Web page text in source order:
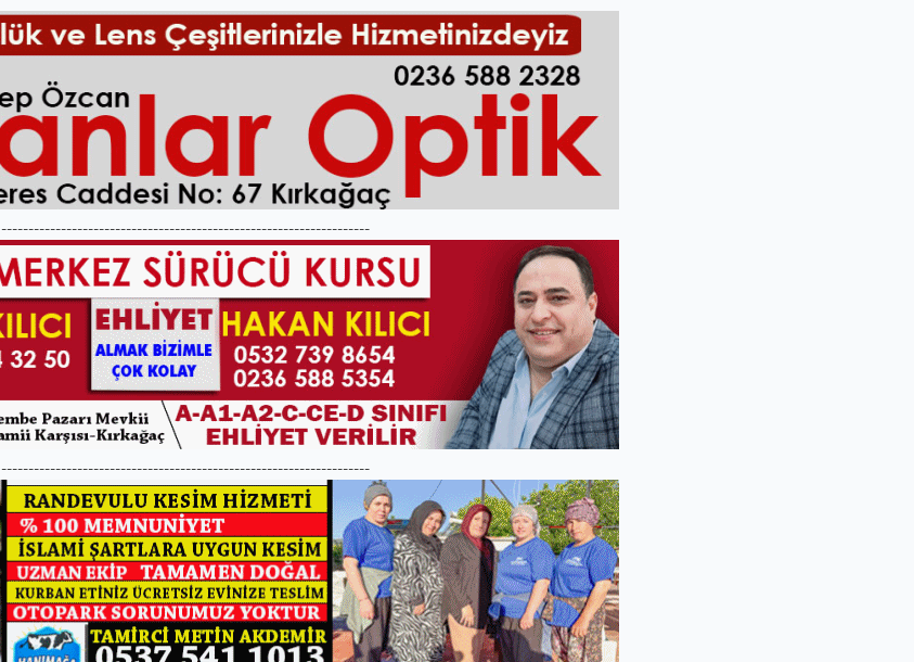
--------------------------------------------------------------------
--------------------------------------------------------------------